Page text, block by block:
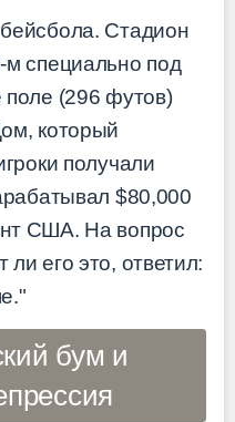
Стадион
м специально под
поле (296 футов)
который
получали
$80,000
США. На вопрос
его это, ответил:
бум и